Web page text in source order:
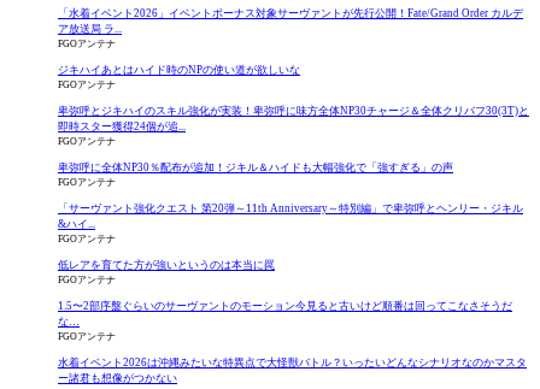
「水着イベント2026」イベントボーナス対象サーヴァントが先行公開！Fate/Grand Order カルデ
ア放送局 ラ...
FGOアンテナ
ジキハイあとはハイド時のNPの使い道が欲しいな
FGOアンテナ
卑弥呼とジキハイのスキル強化が実装！卑弥呼に味方全体NP30チャージ＆全体クリバフ30(3T)と
即時スター獲得24個が追...
FGOアンテナ
卑弥呼に全体NP30％配布が追加！ジキル＆ハイドも大幅強化で「強すぎる」の声
FGOアンテナ
「サーヴァント強化クエスト 第20弾～11th Anniversary～特別編」で卑弥呼とヘンリー・ジキル
&ハイ...
FGOアンテナ
低レアを育てた方が強いというのは本当に罠
FGOアンテナ
1.5〜2部序盤ぐらいのサーヴァントのモーション今見ると古いけど順番は回ってこなさそうだ
な…
FGOアンテナ
水着イベント2026は沖縄みたいな特異点で大怪獣バトル？いったいどんなシナリオなのかマスタ
ー諸君も想像がつかない